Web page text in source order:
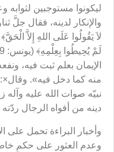
ليكونوا مستوجبين لثوابه
والإنكار لدينه، فقال جلَّ
الإيمان بعلم ثبت فيه،
منه كما دخل فيه».
نبيّه صوات الله عليه
دينه من أفواه الرجال
وأخبار البراءة تحمل على
وعدم العثور على حكمٍ